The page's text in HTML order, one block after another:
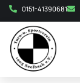
0151-41390681